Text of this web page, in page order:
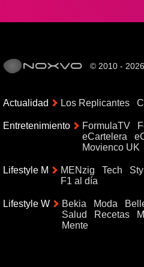
© 2010 - 2026
Actualidad Los Replicantes
Entretenimiento FormulaTV
eCartelera
Movienco UK
Lifestyle M MENzig Tech
F1 al día
Lifestyle W Bekia Moda
Salud
Recetas
Mente